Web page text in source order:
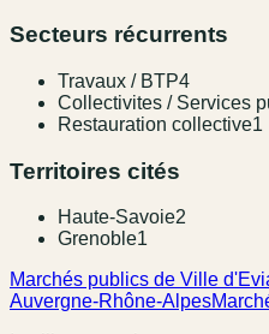
Secteurs récurrents
Travaux / BTP4
Collectivites / Services
Restauration collective1
Territoires cités
Haute-Savoie2
Grenoble1
Marchés publics de Ville
Auvergne-Rhône-Alpes